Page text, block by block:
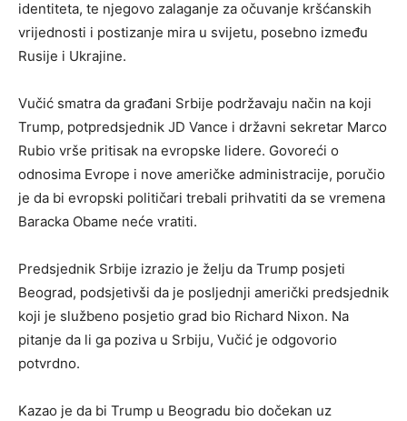
identiteta, te njegovo zalaganje za očuvanje kršćanskih
vrijednosti i postizanje mira u svijetu, posebno između
Rusije i Ukrajine.
Vučić smatra da građani Srbije podržavaju način na koji
Trump, potpredsjednik JD Vance i državni sekretar Marco
Rubio vrše pritisak na evropske lidere. Govoreći o
odnosima Evrope i nove američke administracije, poručio
je da bi evropski političari trebali prihvatiti da se vremena
Baracka Obame neće vratiti.
Predsjednik Srbije izrazio je želju da Trump posjeti
Beograd, podsjetivši da je posljednji američki predsjednik
koji je službeno posjetio grad bio Richard Nixon. Na
pitanje da li ga poziva u Srbiju, Vučić je odgovorio
potvrdno.
Kazao je da bi Trump u Beogradu bio dočekan uz